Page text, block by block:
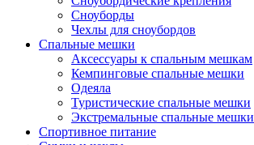
Сноуборды
Чехлы для сноубордов
Спальные мешки
Аксессуары к спальным мешкам
Кемпинговые спальные мешки
Одеяла
Туристические спальные мешки
Экстремальные спальные мешки
Спортивное питание